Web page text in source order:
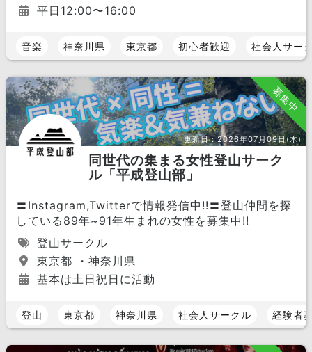
平日12:00〜16:00
音楽 神奈川県 東京都 初心者歓迎 社会人サー
募集中
更新日：2026年07月09日(木)
同世代の集まる女性登山サーク
ル「平成登山部」
〓Instagram,Twitterで情報発信中!!〓登山仲間を探
している89年~91年生まれの女性を募集中!!
登山サークル
東京都 ・神奈川県
基本は土日祝日に活動
登山 東京都 神奈川県 社会人サークル 経験者